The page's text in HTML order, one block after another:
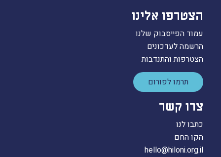
הצטרפו אלינו
עמוד הפייסבוק שלנו
הרשמה לעדכונים
הצטרפות והתנדבות
תרמו לפורום
צרו קשר
כתבו לנו
הקו החם
hello@hiloni.org.il